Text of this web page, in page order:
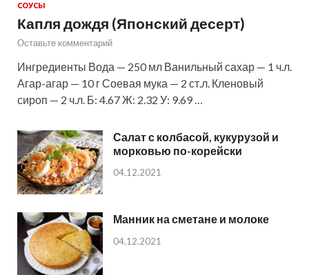
СОУСЫ
Капля дождя (Японский десерт)
Оставьте комментарий
Ингредиенты Вода — 250 мл Ванильный сахар — 1 ч.л.
Агар-агар — 10 г Соевая мука — 2 ст.л. Кленовый
сироп — 2 ч.л. Б: 4.67 Ж: 2.32 У: 9.69 …
Салат с колбасой, кукурузой и
морковью по-корейски
04.12.2021
Манник на сметане и молоке
04.12.2021